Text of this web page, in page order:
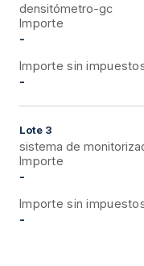
densitómetro-gc
Importe
-
Importe sin
-
Lote 3
sistema de
Importe
-
Importe sin
-